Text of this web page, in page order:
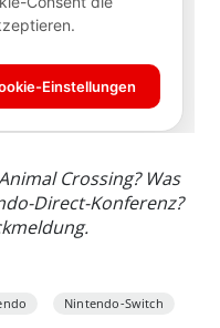
Crossing? Was
Direct-Konferenz?
Nintendo-Switch